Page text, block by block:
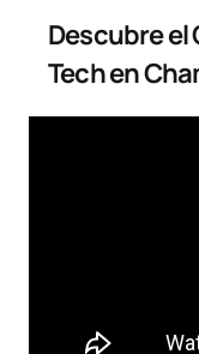
Descubre el
Tech en